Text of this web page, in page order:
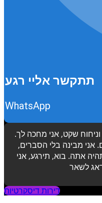
תתקשר אליי רגע
WhatsApp
שקט, אני מחכה לך.
אני מבינה בלי הסברים,
אתה. בוא, תירגע, אני
דירות דיסקרטיות